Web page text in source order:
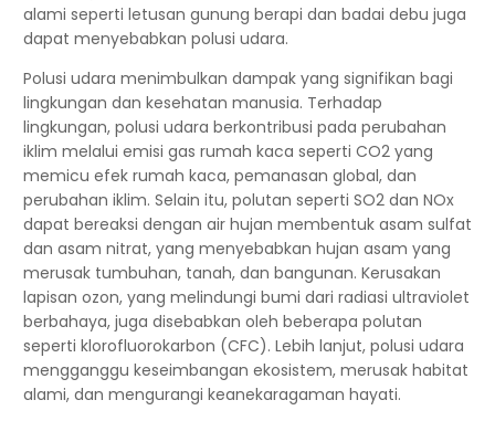
alami seperti letusan gunung berapi dan badai debu juga
dapat menyebabkan polusi udara.
Polusi udara menimbulkan dampak yang signifikan bagi
lingkungan dan kesehatan manusia. Terhadap
lingkungan, polusi udara berkontribusi pada perubahan
iklim melalui emisi gas rumah kaca seperti CO2 yang
memicu efek rumah kaca, pemanasan global, dan
perubahan iklim. Selain itu, polutan seperti SO2 dan NOx
dapat bereaksi dengan air hujan membentuk asam sulfat
dan asam nitrat, yang menyebabkan hujan asam yang
merusak tumbuhan, tanah, dan bangunan. Kerusakan
lapisan ozon, yang melindungi bumi dari radiasi ultraviolet
berbahaya, juga disebabkan oleh beberapa polutan
seperti klorofluorokarbon (CFC). Lebih lanjut, polusi udara
mengganggu keseimbangan ekosistem, merusak habitat
alami, dan mengurangi keanekaragaman hayati.